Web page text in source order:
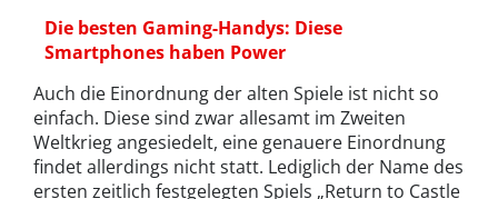
Die besten Gaming-Handys: Diese
Smartphones haben Power
Auch die Einordnung der alten Spiele ist nicht so
einfach. Diese sind zwar allesamt im Zweiten
Weltkrieg angesiedelt, eine genauere Einordnung
findet allerdings nicht statt. Lediglich der Name des
ersten zeitlich festgelegten Spiels „Return to Castle